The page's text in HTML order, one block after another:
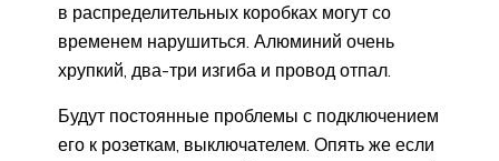
в распределительных коробках могут со
временем нарушиться. Алюминий очень
хрупкий, два-три изгиба и провод отпал.
Будут постоянные проблемы с подключением
его к розеткам, выключателем. Опять же если